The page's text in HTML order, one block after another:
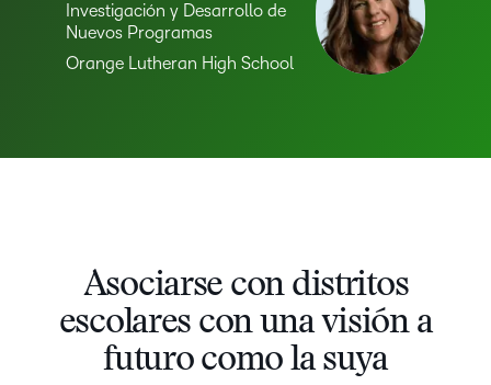
Investigación y Desarrollo de
Nuevos Programas
Orange Lutheran High School
Asociarse con distritos
escolares con una visión a
futuro como la suya
–
6
0
1